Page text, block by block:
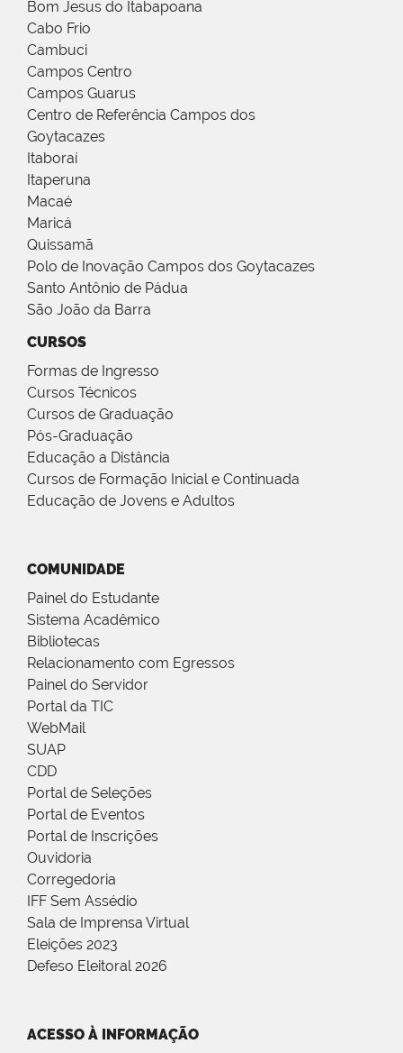
Bom Jesus do Itabapoana
Cabo Frio
Cambuci
Campos Centro
Campos Guarus
Centro de Referência Campos dos
Goytacazes
Itaboraí
Itaperuna
Macaé
Maricá
Quissamã
Polo de Inovação Campos dos Goytacazes
Santo Antônio de Pádua
São João da Barra
CURSOS
Formas de Ingresso
Cursos Técnicos
Cursos de Graduação
Pós-Graduação
Educação a Distância
Cursos de Formação Inicial e Continuada
Educação de Jovens e Adultos
COMUNIDADE
Painel do Estudante
Sistema Acadêmico
Bibliotecas
Relacionamento com Egressos
Painel do Servidor
Portal da TIC
WebMail
SUAP
CDD
Portal de Seleções
Portal de Eventos
Portal de Inscrições
Ouvidoria
Corregedoria
IFF Sem Assédio
Sala de Imprensa Virtual
Eleições 2023
Defeso Eleitoral 2026
ACESSO À INFORMAÇÃO